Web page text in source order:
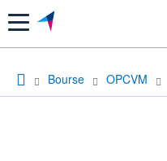
Menu
Bourse OPCVM